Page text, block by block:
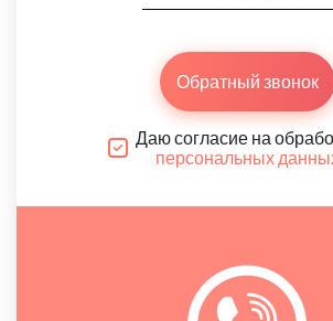
Обратный звонок
Даю согласие на
персональных